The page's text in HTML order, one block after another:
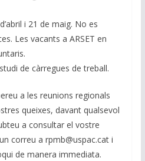
i 21 de maig. No es
Les vacants a ARSET en
de càrregues de treball.
a les reunions regionals
queixes, davant qualsevol
a consultar el vostre
correu a rpmb@uspac.cat i
de manera immediata.